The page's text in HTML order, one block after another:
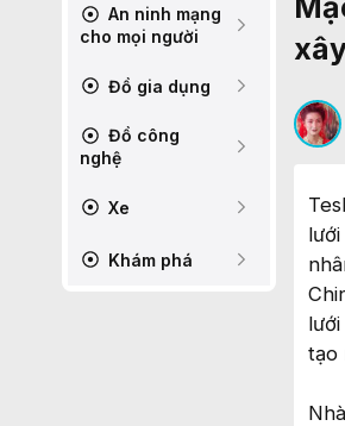
An ninh mạng
cho mọi người
Đồ gia dụng
Đồ công
nghệ
Xe
Khám phá
tạo